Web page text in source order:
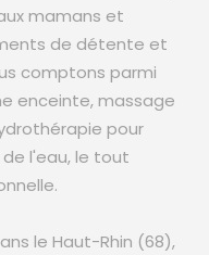
mamans et
de détente et
comptons parmi
enceinte, massage
pour
l'eau, le tout
le Haut-Rhin (68),